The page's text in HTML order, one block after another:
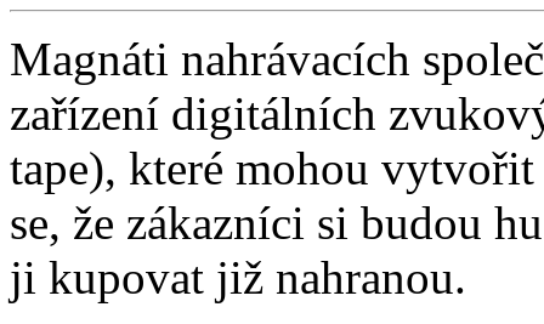
Magnáti nahrávacích
zařízení digitálních
tape), které mohou
se, že zákazníci si budou
ji kupovat již nahranou.